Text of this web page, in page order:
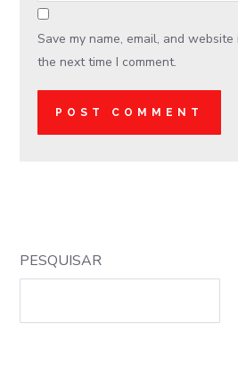
Save my name, email, and
the next time I comment.
PESQUISAR